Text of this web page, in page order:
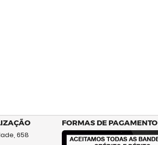
658
FORMAS DE PAGAMENTO